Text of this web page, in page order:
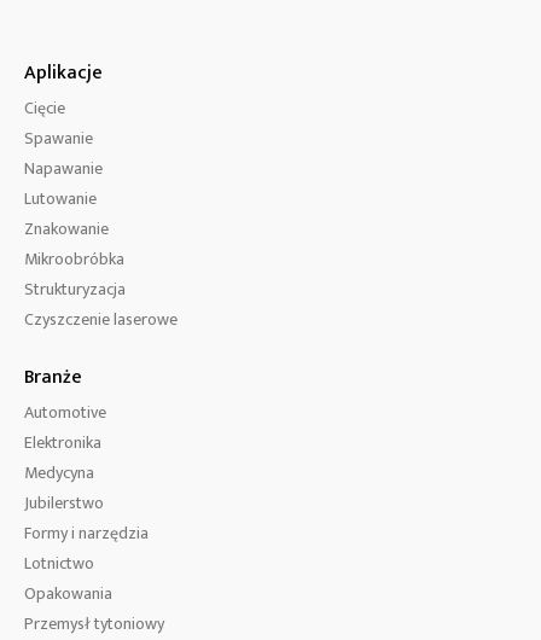
Aplikacje
Cięcie
Spawanie
Napawanie
Lutowanie
Znakowanie
Mikroobróbka
Strukturyzacja
Czyszczenie laserowe
Branże
Automotive
Elektronika
Medycyna
Jubilerstwo
Formy i narzędzia
Lotnictwo
Opakowania
Przemysł tytoniowy